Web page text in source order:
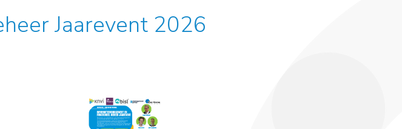
Jaarevent 2026